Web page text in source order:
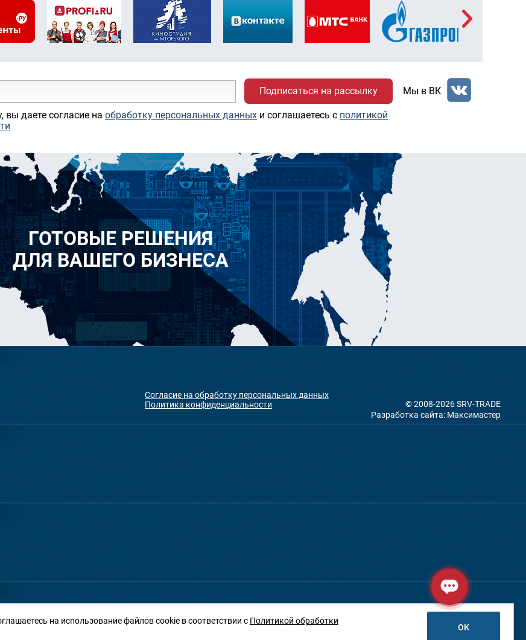
даете согласие на обработку персональных данных и соглашаетесь c политикой
Мы в ВК
ГОТОВЫЕ РЕШЕНИЯ
ДЛЯ ВАШЕГО БИЗНЕСА
Согласие на обработку персональных данных
Политика конфиденциальности
Разработка сайта: Максимастер
© 2008-2026 SRV-TRADE
на использование файлов cookie в соответствии с Политикой обработки
ОК